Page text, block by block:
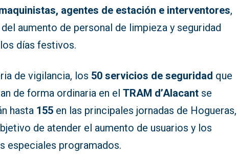
agentes de estación e interventores,
aumento de personal de limpieza y seguridad
días festivos.
de vigilancia, los 50 servicios de seguridad que
de forma ordinaria en elTRAM d’Alacant se
hasta 155 en las principales jornadas de Hogueras,
de atender el aumento de usuarios y los
especiales programados.